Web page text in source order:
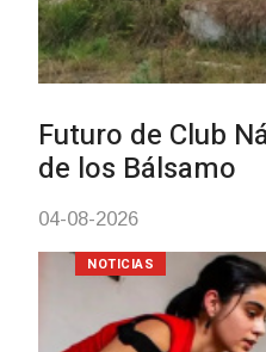
03-08-2026